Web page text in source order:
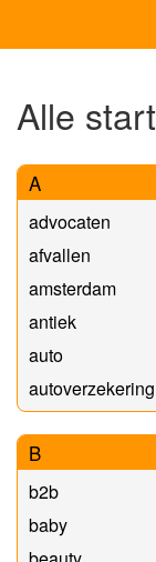
Alle
A
advocaten
afvallen
amsterdam
antiek
auto
autoverzekering
B
b2b
baby